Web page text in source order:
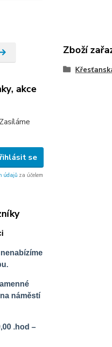
akce
se
údajů za účelem
náměstí
.hod –
Zboží